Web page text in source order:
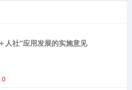
人社”应用发展的实施意见